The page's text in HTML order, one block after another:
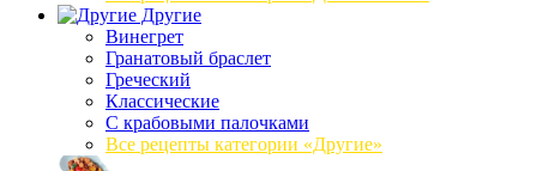
Другие
Винегрет
Гранатовый браслет
Греческий
Классические
С крабовыми палочками
Все рецепты категории «Другие»